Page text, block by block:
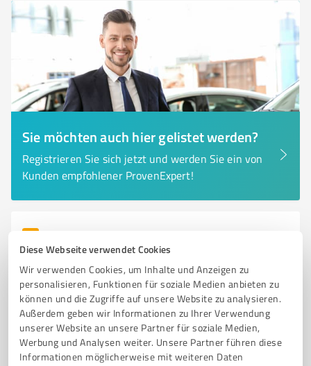
Diese Webseite verwendet Cookies
Wir verwenden Cookies, um Inhalte und Anzeigen zu
personalisieren, Funktionen für soziale Medien anbieten zu
können und die Zugriffe auf unsere Website zu analysieren.
Außerdem geben wir Informationen zu Ihrer Verwendung
unserer Website an unsere Partner für soziale Medien,
Werbung und Analysen weiter. Unsere Partner führen diese
Informationen möglicherweise mit weiteren Daten
Sie möchten auch hier gelistet werden?
Registrieren Sie sich jetzt und werden Sie ein von
Kunden empfohlener ProvenExpert!
6
marketingabteilung
Externe Marketingabteilung für Handwerksbetriebe –
Kunden & Mitarbeiter gewinnen
EXTERNE MARKETINGABTEILUNG HANDWERKSBETRIEBE
SOCIAL MEDIA MARKETING GOOGLE-MARKETING
NEUKUNDENGEWINNUNG